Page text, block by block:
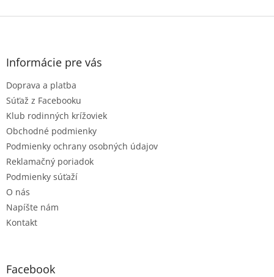
Z
Informácie pre vás
Doprava a platba
Súťaž z Facebooku
Klub rodinných krížoviek
Obchodné podmienky
Podmienky ochrany osobných údajov
Reklamačný poriadok
Podmienky súťaží
O nás
Napíšte nám
Kontakt
Facebook